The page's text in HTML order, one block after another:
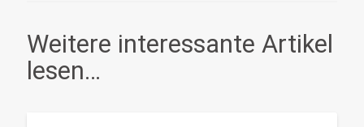
Weitere interessante Artikel
lesen…